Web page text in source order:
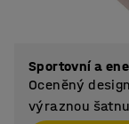
Sportovní a
Oceněný
výraznou